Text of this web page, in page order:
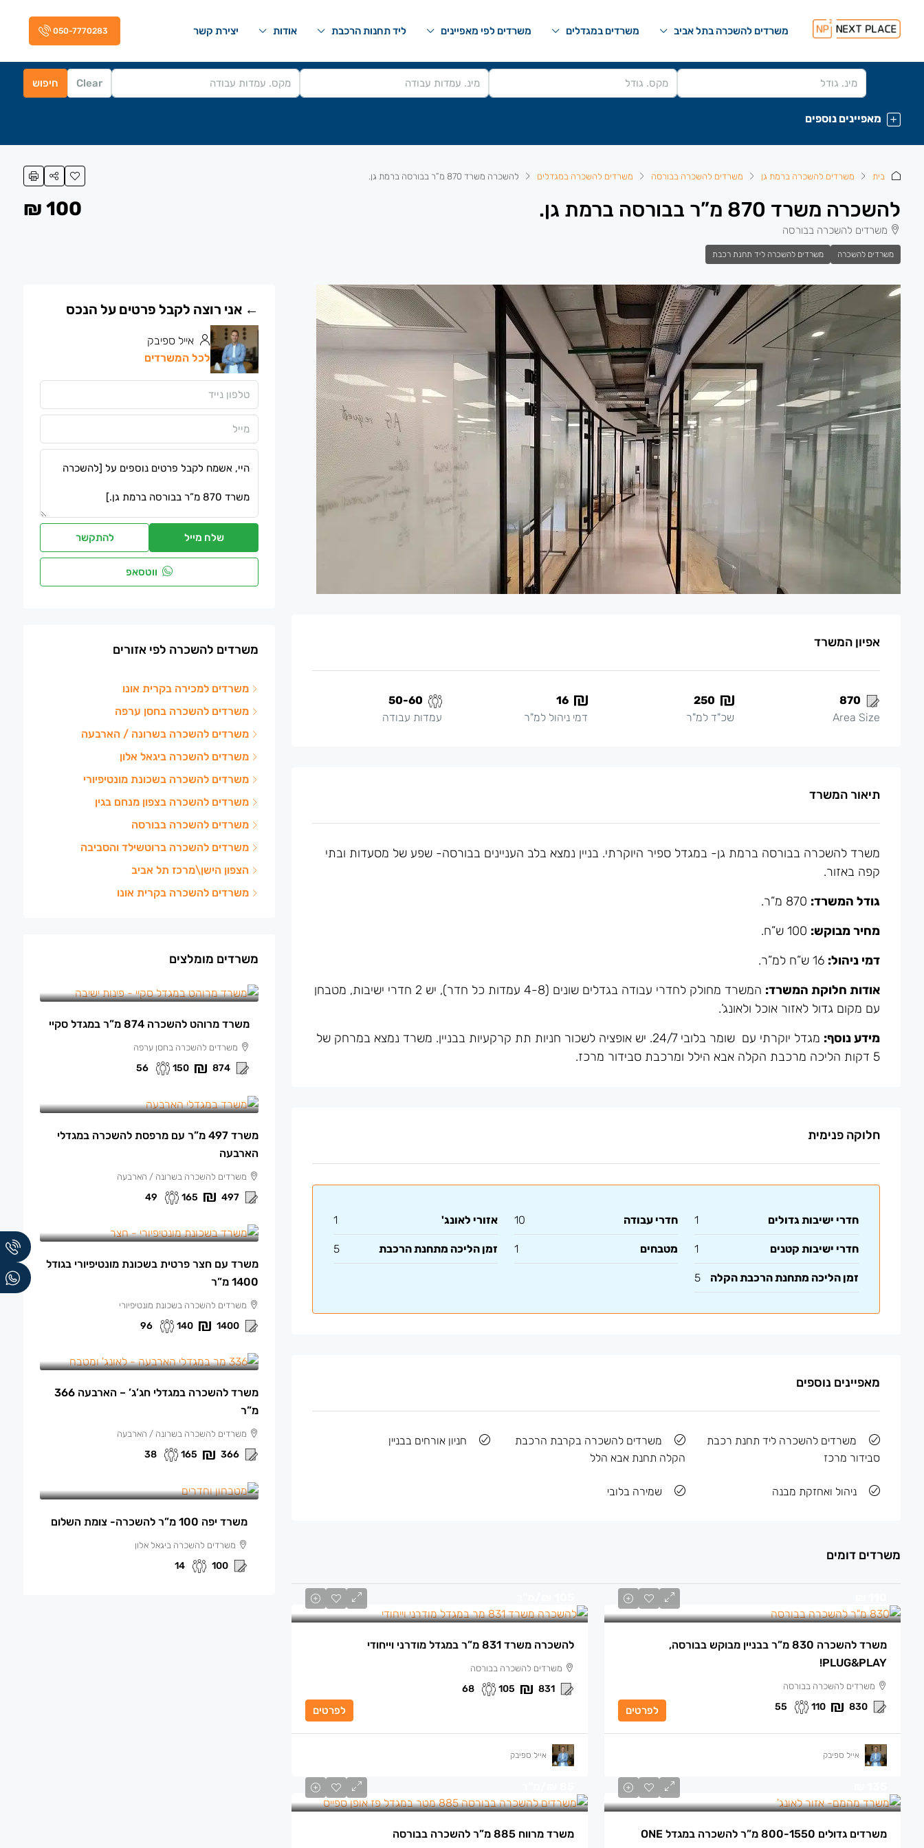
משרדים להשכרה בתל אביב משרדים במגדלים משרדים לפי מאפיינים ליד תחנות הרכבת אודות יצירת קשר 050-7770283
Clear חיפוש
מאפיינים נוספים
בית משרדים להשכרה ברמת גן משרדים להשכרה בבורסה משרדים להשכרה במגדלים להשכרה משרד 870 מ”ר בבורסה ברמת גן.
להשכרה משרד 870 מ”ר בבורסה ברמת גן.
משרדים להשכרה בבורסה
משרדים להשכרה משרדים להשכרה ליד תחנת רכבת
100 ₪
אפיון המשרד
870
Area Size
250
שכ"ד למ"ר
16
דמי ניהול למ"ר
50-60
עמדות עבודה
תיאור המשרד
משרד להשכרה בבורסה ברמת גן- במגדל ספיר היוקרתי. בניין נמצא בלב העניינים בבורסה- שפע של מסעדות ובתי
קפה באזור.
גודל המשרד:
מחיר מבוקש:
דמי ניהול:
אודות חלוקת המשרד:
המשרד מחולק לחדרי עבודה בגדלים שונים (4-8 עמדות כל חדר), יש 2 חדרי ישיבות, מטבחן
עם מקום גדול לאזור אוכל ולאונג’.
מידע נוסף:
מגדל יוקרתי עם שומר בלובי 24/7. יש אופציה לשכור חניות תת קרקעיות בבניין. משרד נמצא במרחק של
5 דקות הליכה מרכבת הקלה אבא הילל ומרכבת סבידור מרכז.
חלוקה פנימית
חדרי ישיבות גדולים 1 חדרי עבודה 10 אזורי לאונג' 1
חדרי ישיבות קטנים 1 מטבחים 1 זמן הליכה מתחנת הרכבת 5
זמן הליכה מתחנת הרכבת הקלה 5
מאפיינים נוספים
משרדים להשכרה ליד תחנת רכבת
סבידור מרכז
משרדים להשכרה בקרבת הרכבת
הקלה תחנת אבא הלל
חניון אורחים בבניין
ניהול ואחזקת מבנה שמירה בלובי
משרדים דומים
משרד להשכרה 830 מ”ר בבניין מבוקש בבורסה,
PLUG&PLAY!
משרדים להשכרה בבורסה
830
110
55 לפרטים
אייל ספיבק
להשכרה משרד 831 מ”ר במגדל מודרני וייחודי
משרדים להשכרה בבורסה
831
105
68
לפרטים
אייל ספיבק
משרדים גדולים 800-1550 מ”ר להשכרה במגדל ONE
משרד מרווח 885 מ”ר להשכרה בבורסה
אייל ספיבק
לכל המשרדים
שלח מייל להתקשר
ווטסאפ
משרדים להשכרה לפי אזורים
משרדים למכירה בקרית אונו
משרדים להשכרה בחסן ערפה
משרדים להשכרה בשרונה / הארבעה
משרדים להשכרה ביגאל אלון
משרדים להשכרה בשכונת מונטיפיורי
משרדים להשכרה בצפון מנחם בגין
משרדים להשכרה בבורסה
משרדים להשכרה ברוטשילד והסביבה
הצפון הישן\מרכז תל אביב
משרדים להשכרה בקרית אונו
משרדים מומלצים
משרד מרוהט להשכרה 874 מ”ר במגדל סקיי
משרדים להשכרה בחסן ערפה
874
150
56
משרד 497 מ”ר עם מרפסת להשכרה במגדלי
הארבעה
משרדים להשכרה בשרונה / הארבעה
497
165
49
משרד עם חצר פרטית בשכונת מונטיפיורי בגודל
1400 מ”ר
משרדים להשכרה בשכונת מונטיפיורי
1400
140
96
משרד להשכרה במגדלי חג’ג’ – הארבעה 366
מ”ר
משרדים להשכרה בשרונה / הארבעה
366
165
38
משרד יפה 100 מ”ר להשכרה- צומת השלום
משרדים להשכרה ביגאל אלון
100
14